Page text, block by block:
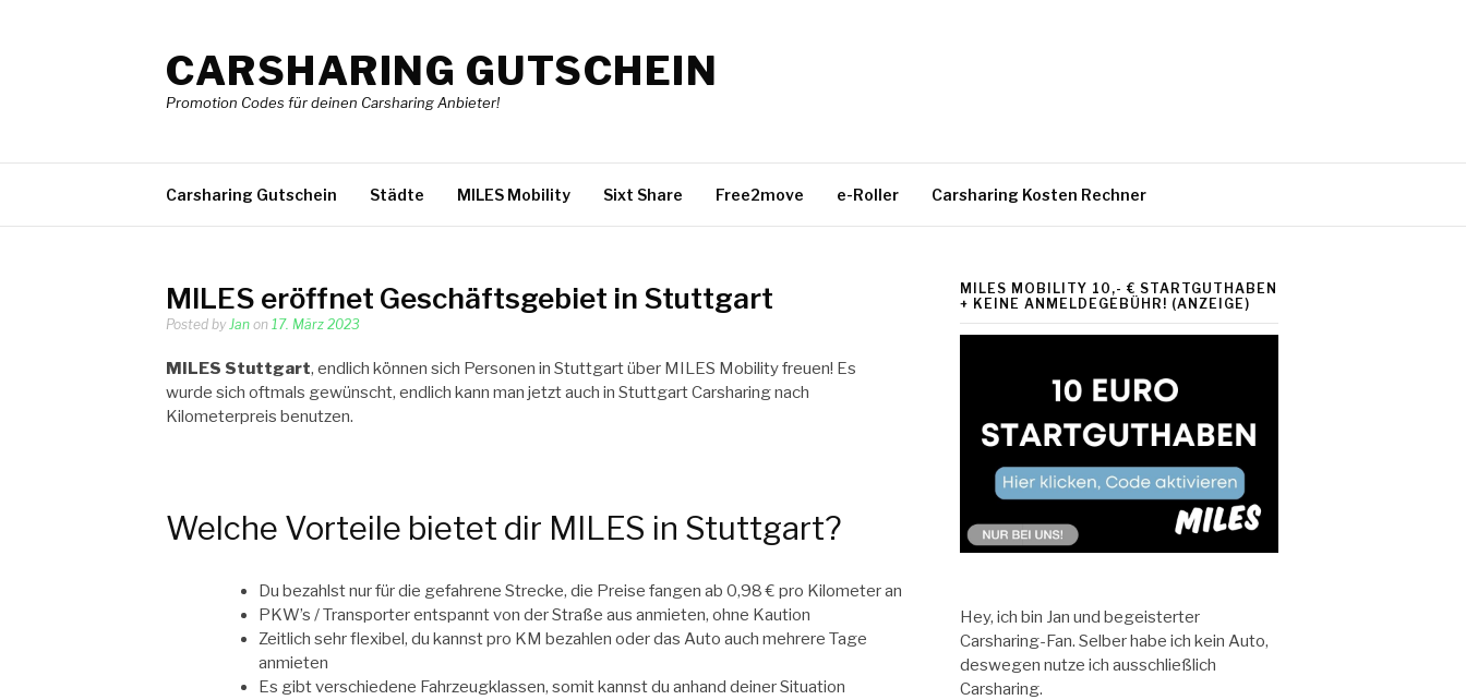
CARSHARING GUTSCHEIN
Promotion Codes für deinen Carsharing Anbieter!
Carsharing Gutschein Städte MILES Mobility Sixt Share Free2move e-Roller Carsharing Kosten Rechner
MILES eröffnet Geschäftsgebiet in Stuttgart
Posted by Jan on 17. März 2023
MILES Stuttgart, endlich können sich Personen in Stuttgart über MILES Mobility freuen! Es
wurde sich oftmals gewünscht, endlich kann man jetzt auch in Stuttgart Carsharing nach
Kilometerpreis benutzen.
Welche Vorteile bietet dir MILES in Stuttgart?
Du bezahlst nur für die gefahrene Strecke, die Preise fangen ab 0,98 € pro Kilometer an
PKW’s / Transporter entspannt von der Straße aus anmieten, ohne Kaution
Zeitlich sehr flexibel, du kannst pro KM bezahlen oder das Auto auch mehrere Tage
anmieten
Es gibt verschiedene Fahrzeugklassen, somit kannst du anhand deiner Situation
MILES MOBILITY 10,- € STARTGUTHABEN
+ KEINE ANMELDEGEBÜHR! (ANZEIGE)
Hey, ich bin Jan und begeisterter
Carsharing-Fan. Selber habe ich kein Auto,
deswegen nutze ich ausschließlich
Carsharing.